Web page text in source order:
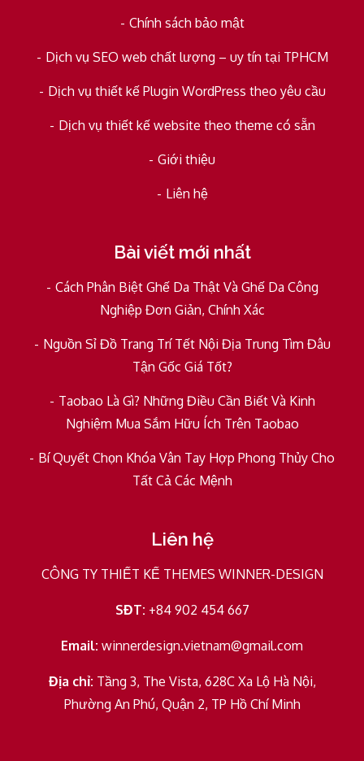
Chính sách bảo mật
Dịch vụ SEO web chất lượng – uy tín tại TPHCM
Dịch vụ thiết kế Plugin WordPress theo yêu cầu
Dịch vụ thiết kế website theo theme có sẵn
Giới thiệu
Liên hệ
Bài viết mới nhất
Cách Phân Biệt Ghế Da Thật Và Ghế Da Công
Nghiệp Đơn Giản, Chính Xác
Nguồn Sỉ Đồ Trang Trí Tết Nội Địa Trung Tìm Đâu
Tận Gốc Giá Tốt?
Taobao Là Gì? Những Điều Cần Biết Và Kinh
Nghiệm Mua Sắm Hữu Ích Trên Taobao
Bí Quyết Chọn Khóa Vân Tay Hợp Phong Thủy Cho
Tất Cả Các Mệnh
Liên hệ
CÔNG TY THIẾT KẾ THEMES WINNER-DESIGN
SĐT: +84 902 454 667
Email: winnerdesign.vietnam@gmail.com
Địa chỉ: Tầng 3, The Vista, 628C Xa Lộ Hà Nội,
Phường An Phú, Quận 2, TP Hồ Chí Minh